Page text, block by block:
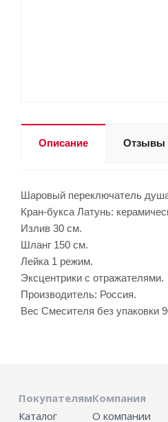
Описание Отзывы
Шаровый переключатель
Кран-букса Латунь:
Излив 30 см.
Шланг 150 см.
Лейка 1 режим.
Эксцентрики с отражателями.
Производитель: Россия.
Вес Смесителя без упаковки
Покупателям
Каталог
Компания
О компании